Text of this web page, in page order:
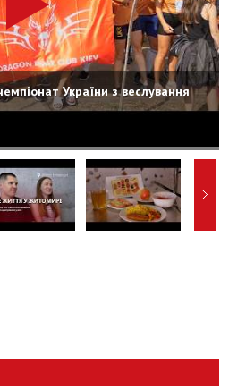
України з веслування